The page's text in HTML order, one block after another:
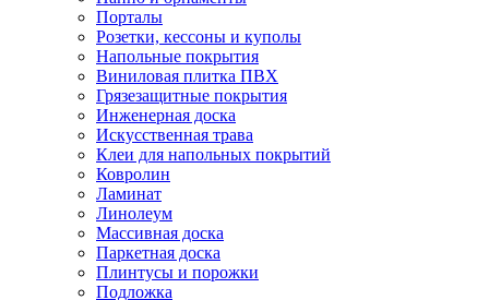
Порталы
Розетки, кессоны и куполы
Напольные покрытия
Виниловая плитка ПВХ
Грязезащитные покрытия
Инженерная доска
Искусственная трава
Клеи для напольных покрытий
Ковролин
Ламинат
Линолеум
Массивная доска
Паркетная доска
Плинтусы и порожки
Подложка